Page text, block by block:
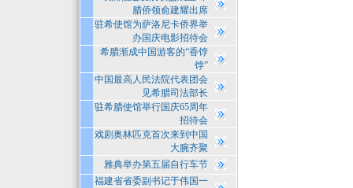
腊侨领俞建耀出席
驻希使馆为萨洛尼卡侨界举
办国庆电影招待会
希腊渐成中国游客的“香饽
饽”
中国最高人民法院代表团会
见希腊司法部长
驻希腊使馆举行国庆65周年
招待会
戏剧奥林匹克首次来到中国
大腕齐聚
雅典举办第五届自行车节
福建省省委副书记于伟国一